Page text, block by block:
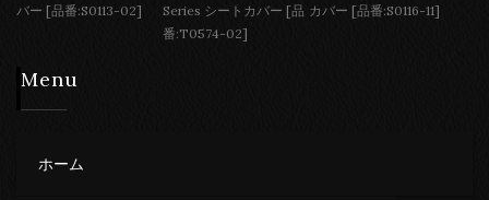
バー [品番:S0113-02]
Series シートカバー [品
番:T0574-02]
カバー [品番:S0116-11]
Menu
ホーム